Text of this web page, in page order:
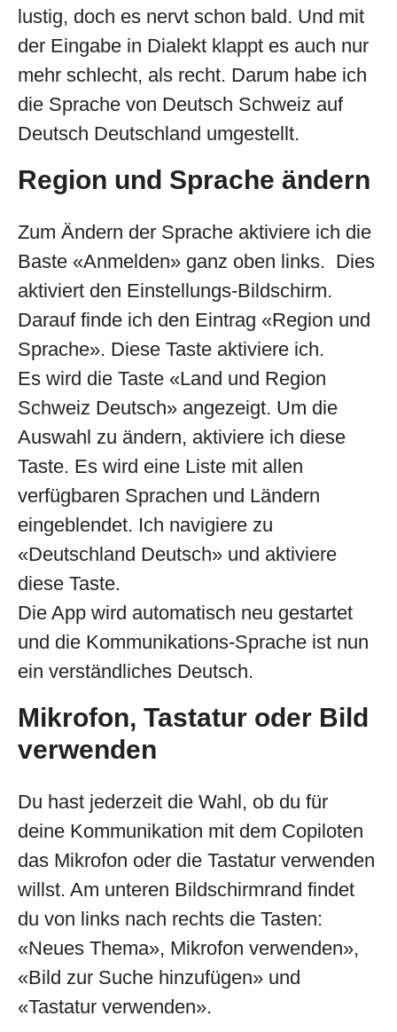
lustig, doch es nervt schon bald. Und mit
der Eingabe in Dialekt klappt es auch nur
mehr schlecht, als recht. Darum habe ich
die Sprache von Deutsch Schweiz auf
Deutsch Deutschland umgestellt.
Region und Sprache ändern
Zum Ändern der Sprache aktiviere ich die
Baste «Anmelden» ganz oben links. Dies
aktiviert den Einstellungs-Bildschirm.
Darauf finde ich den Eintrag «Region und
Sprache». Diese Taste aktiviere ich.
Es wird die Taste «Land und Region
Schweiz Deutsch» angezeigt. Um die
Auswahl zu ändern, aktiviere ich diese
Taste. Es wird eine Liste mit allen
verfügbaren Sprachen und Ländern
eingeblendet. Ich navigiere zu
«Deutschland Deutsch» und aktiviere
diese Taste.
Die App wird automatisch neu gestartet
und die Kommunikations-Sprache ist nun
ein verständliches Deutsch.
Mikrofon, Tastatur oder Bild
verwenden
Du hast jederzeit die Wahl, ob du für
deine Kommunikation mit dem Copiloten
das Mikrofon oder die Tastatur verwenden
willst. Am unteren Bildschirmrand findet
du von links nach rechts die Tasten:
«Neues Thema», Mikrofon verwenden»,
«Bild zur Suche hinzufügen» und
«Tastatur verwenden».